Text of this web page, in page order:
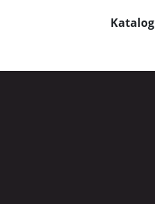
Katalog